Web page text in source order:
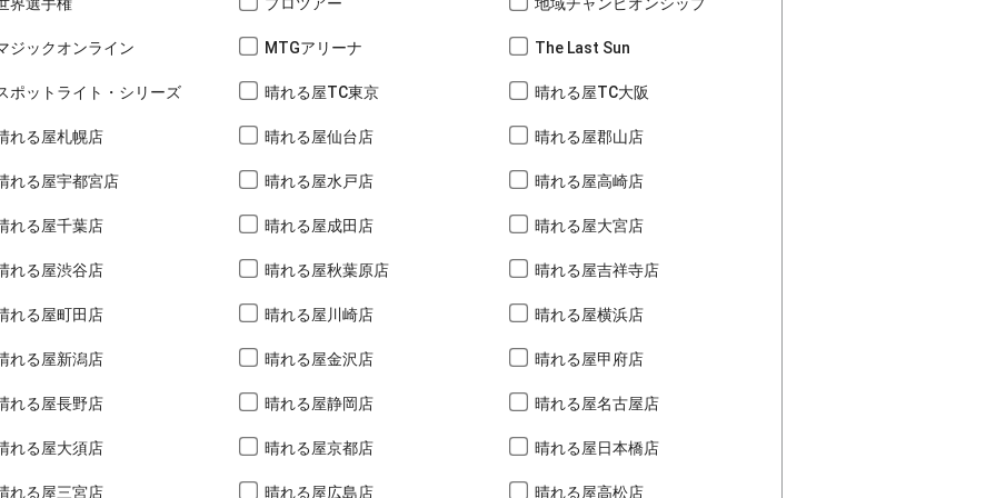
ジックオンライン MTGアリーナ The Last Sun
ポットライト・シリーズ 晴れる屋TC東京 晴れる屋TC大阪
れる屋札幌店 晴れる屋仙台店 晴れる屋郡山店
れる屋宇都宮店 晴れる屋水戸店 晴れる屋高崎店
れる屋千葉店 晴れる屋成田店 晴れる屋大宮店
れる屋渋谷店 晴れる屋秋葉原店 晴れる屋吉祥寺店
れる屋町田店 晴れる屋川崎店 晴れる屋横浜店
れる屋新潟店 晴れる屋金沢店 晴れる屋甲府店
れる屋長野店 晴れる屋静岡店 晴れる屋名古屋店
れる屋大須店 晴れる屋京都店 晴れる屋日本橋店
れる屋三宮店 晴れる屋広島店 晴れる屋高松店